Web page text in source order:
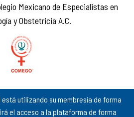
Mexicano de Especialistas en
y Obstetricia A.C.
utilizando su membresía de forma
el acceso a la plataforma de forma